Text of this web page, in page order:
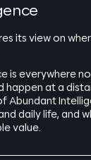
its view on
is everywhere
happen at a
Abundant
daily life, and
value.